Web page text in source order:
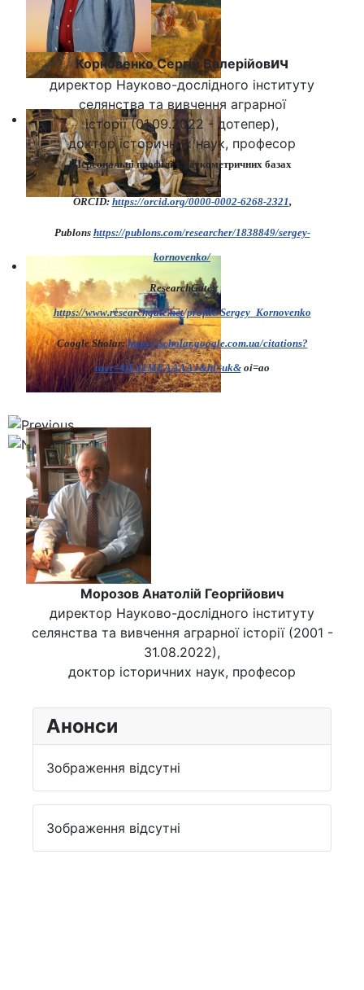
Корновенко Сергій Валерійович
директор Науково-дослідного інституту
селянства та вивчення аграрної
історії (01.09.2022 - дотепер),
доктор історичних наук, професор
Персональні профілі у наукометричних базах
ORCID: https://orcid.org/0000-0002-6268-2321,
Publons https://publons.com/researcher/1838849/sergey-
kornovenko/
ResearchGate:
https://www.researchgate.net/profile/Sergey_Kornovenko
Coogle Sholar:https://scholar.google.com.ua/citations?
user=4fFd1MEAAAAJ&hl=uk&oi=ao
Морозов Анатолій Георгійович
директор Науково-дослідного інституту
селянства та вивчення аграрної історії (2001 -
31.08.2022),
доктор історичних наук, професор
Анонси
Зображення відсутні
Зображення відсутні